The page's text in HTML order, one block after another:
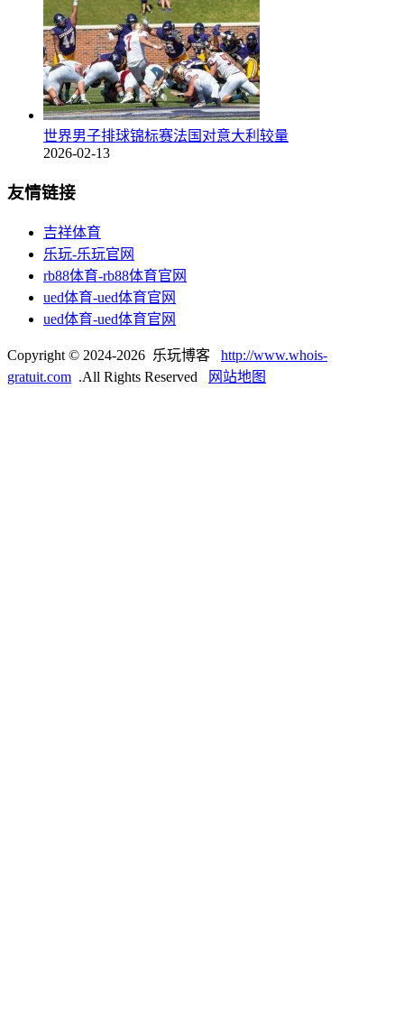
世界男子排球锦标赛法国对意大利较量
2026-02-13
友情链接
吉祥体育
乐玩-乐玩官网
rb88体育-rb88体育官网
ued体育-ued体育官网
ued体育-ued体育官网
Copyright © 2024-2026 乐玩博客 http://www.whois-
gratuit.com .All Rights Reserved 网站地图